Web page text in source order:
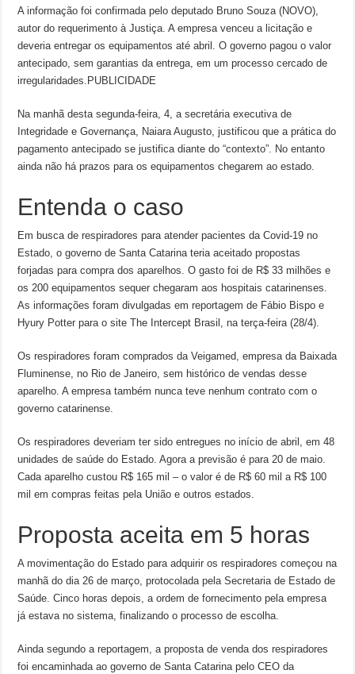
A informação foi confirmada pelo deputado Bruno Souza (NOVO),
autor do requerimento à Justiça. A empresa venceu a licitação e
deveria entregar os equipamentos até abril. O governo pagou o valor
antecipado, sem garantias da entrega, em um processo cercado de
irregularidades.PUBLICIDADE
Na manhã desta segunda-feira, 4, a secretária executiva de
Integridade e Governança, Naiara Augusto, justificou que a prática do
pagamento antecipado se justifica diante do “contexto”. No entanto
ainda não há prazos para os equipamentos chegarem ao estado.
Entenda o caso
Em busca de respiradores para atender pacientes da Covid-19 no
Estado, o governo de Santa Catarina teria aceitado propostas
forjadas para compra dos aparelhos. O gasto foi de R$ 33 milhões e
os 200 equipamentos sequer chegaram aos hospitais catarinenses.
As informações foram divulgadas em reportagem de Fábio Bispo e
Hyury Potter para o site The Intercept Brasil, na terça-feira (28/4).
Os respiradores foram comprados da Veigamed, empresa da Baixada
Fluminense, no Rio de Janeiro, sem histórico de vendas desse
aparelho. A empresa também nunca teve nenhum contrato com o
governo catarinense.
Os respiradores deveriam ter sido entregues no início de abril, em 48
unidades de saúde do Estado. Agora a previsão é para 20 de maio.
Cada aparelho custou R$ 165 mil – o valor é de R$ 60 mil a R$ 100
mil em compras feitas pela União e outros estados.
Proposta aceita em 5 horas
A movimentação do Estado para adquirir os respiradores começou na
manhã do dia 26 de março, protocolada pela Secretaria de Estado de
Saúde. Cinco horas depois, a ordem de fornecimento pela empresa
já estava no sistema, finalizando o processo de escolha.
Ainda segundo a reportagem, a proposta de venda dos respiradores
foi encaminhada ao governo de Santa Catarina pelo CEO da